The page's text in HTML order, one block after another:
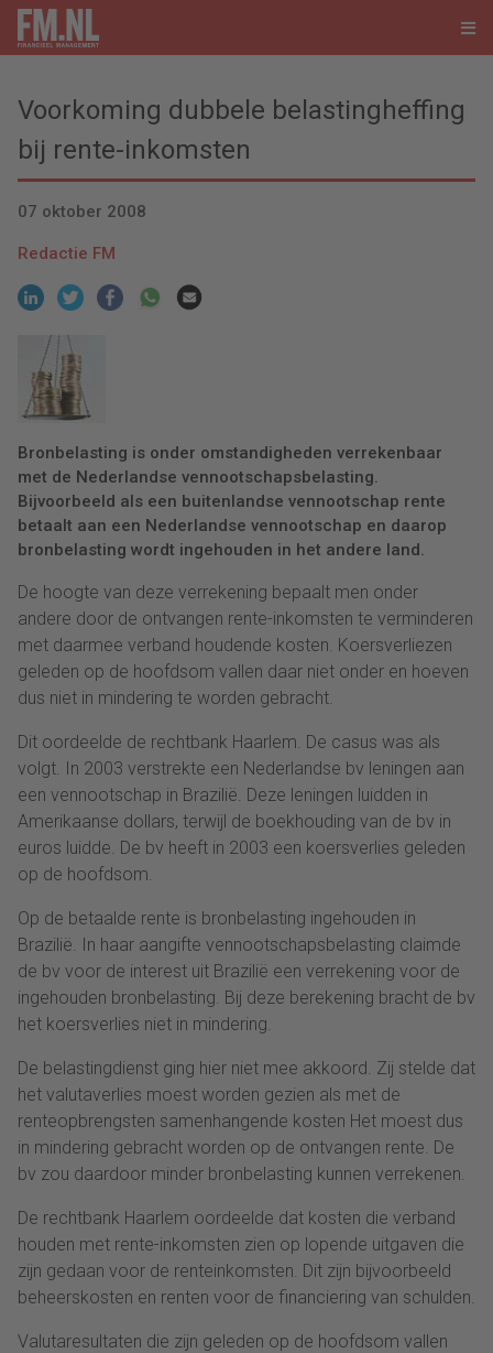
Voorkoming dubbele belastingheffing
bij rente-inkomsten
07 oktober 2008
Redactie FM
Bronbelasting is onder omstandigheden verrekenbaar
met de Nederlandse vennootschapsbelasting.
Bijvoorbeeld als een buitenlandse vennootschap rente
betaalt aan een Nederlandse vennootschap en daarop
bronbelasting wordt ingehouden in het andere land.
De hoogte van deze verrekening bepaalt men onder
andere door de ontvangen rente-inkomsten te verminderen
met daarmee verband houdende kosten. Koersverliezen
geleden op de hoofdsom vallen daar niet onder en hoeven
dus niet in mindering te worden gebracht.
Dit oordeelde de rechtbank Haarlem. De casus was als
volgt. In 2003 verstrekte een Nederlandse bv leningen aan
een vennootschap in Brazilië. Deze leningen luidden in
Amerikaanse dollars, terwijl de boekhouding van de bv in
euros luidde. De bv heeft in 2003 een koersverlies geleden
op de hoofdsom.
Op de betaalde rente is bronbelasting ingehouden in
Brazilië. In haar aangifte vennootschapsbelasting claimde
de bv voor de interest uit Brazilië een verrekening voor de
ingehouden bronbelasting. Bij deze berekening bracht de bv
het koersverlies niet in mindering.
De belastingdienst ging hier niet mee akkoord. Zij stelde dat
het valutaverlies moest worden gezien als met de
renteopbrengsten samenhangende kosten Het moest dus
in mindering gebracht worden op de ontvangen rente. De
bv zou daardoor minder bronbelasting kunnen verrekenen.
De rechtbank Haarlem oordeelde dat kosten die verband
houden met rente-inkomsten zien op lopende uitgaven die
zijn gedaan voor de renteinkomsten. Dit zijn bijvoorbeeld
beheerskosten en renten voor de financiering van schulden.
Valutaresultaten die zijn geleden op de hoofdsom vallen